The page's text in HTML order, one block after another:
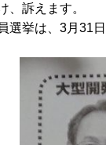
、訴えます。
選挙は、3月31